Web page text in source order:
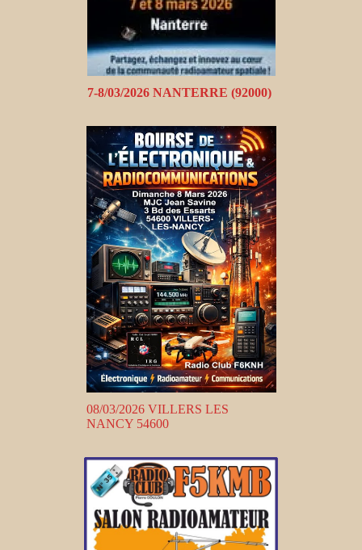
7-8/03/2026 NANTERRE (92000)
08/03/2026 VILLERS LES
NANCY 54600